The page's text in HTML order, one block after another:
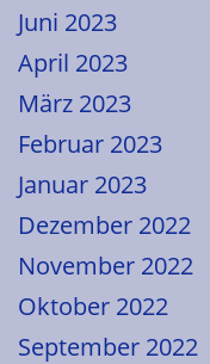
Juni 2023
April 2023
März 2023
Februar 2023
Januar 2023
Dezember 2022
November 2022
Oktober 2022
September 2022